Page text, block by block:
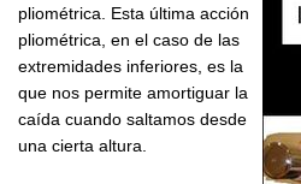
pliométrica. Esta última acción
pliométrica, en el caso de las
extremidades inferiores, es la
que nos permite amortiguar la
caída cuando saltamos desde
una cierta altura.